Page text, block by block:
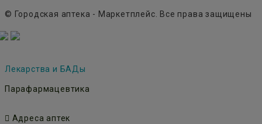
© Городская аптека - Маркетплейс. Все права защищены
Лекарства и БАДы
Парафармацевтика
Адреса аптек